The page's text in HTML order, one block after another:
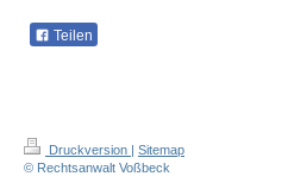
Teilen
Druckversion | Sitemap
© Rechtsanwalt Voßbeck